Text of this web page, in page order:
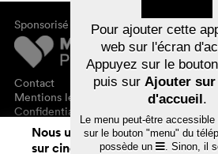
Sponsorisé par
Contact
Mentions légales
Confidentialité des données
À
FAQ
Bons-
Nous utilisons des cookies. En
sur cinefile.ch, vous acceptez
Pour ajouter cette
web sur l'écran
Appuyez sur le
puis sur Ajouter
d'accueil.
Le menu peut-être accessible
sur le bouton "menu" du
possède un
. Sinon, il